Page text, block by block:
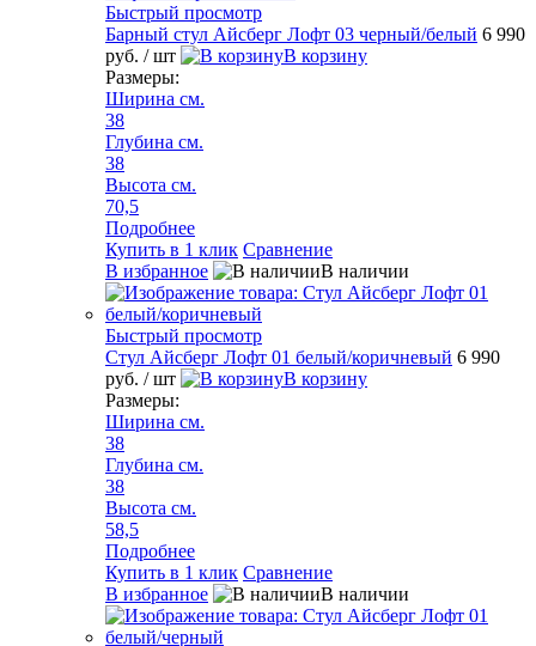
Быстрый просмотр
Барный стул Айсберг Лофт 03 черный/белый 6 990
руб. / шт
В корзину
Размеры:
Ширина см.
38
Глубина см.
38
Высота см.
70,5
Подробнее
Купить в 1 клик Сравнение
В избранное
В наличии
Быстрый просмотр
Стул Айсберг Лофт 01 белый/коричневый 6 990
руб. / шт
В корзину
Размеры:
Ширина см.
38
Глубина см.
38
Высота см.
58,5
Подробнее
Купить в 1 клик Сравнение
В избранное
В наличии